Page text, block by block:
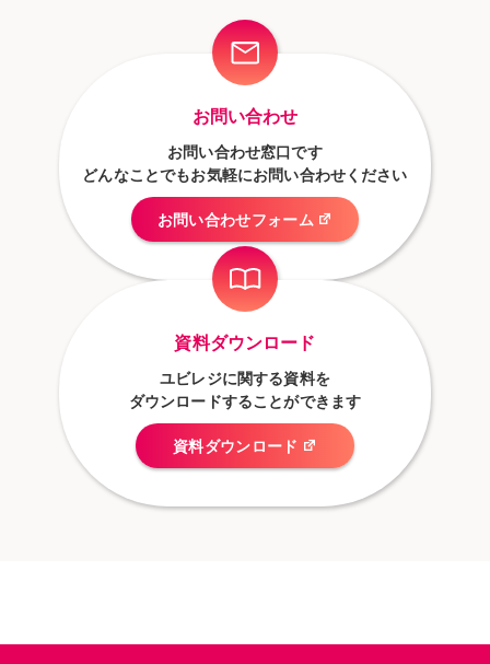
お問い合わせ
お問い合わせ窓口です
どんなことでもお気軽にお問い合わせください
お問い合わせフォーム
資料ダウンロード
ユビレジに関する資料を
ダウンロードすることができます
資料ダウンロード